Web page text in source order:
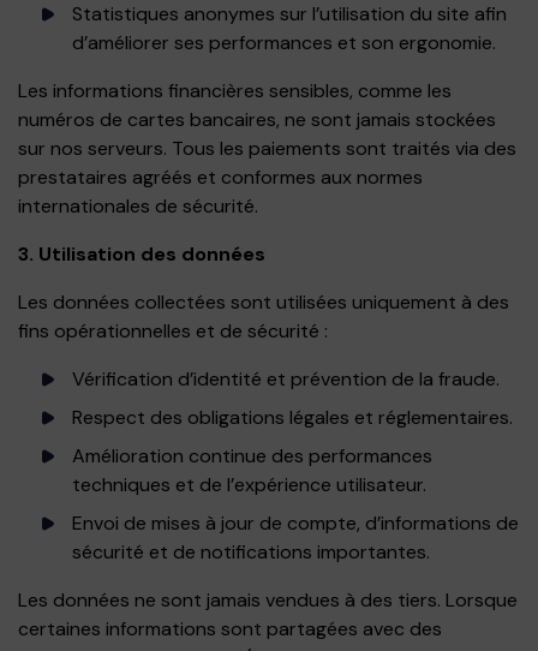
Statistiques anonymes sur l’utilisation du site afin
d’améliorer ses performances et son ergonomie.
Les informations financières sensibles, comme les
numéros de cartes bancaires, ne sont jamais stockées
sur nos serveurs. Tous les paiements sont traités via des
prestataires agréés et conformes aux normes
internationales de sécurité.
3. Utilisation des données
Les données collectées sont utilisées uniquement à des
fins opérationnelles et de sécurité :
Vérification d’identité et prévention de la fraude.
Respect des obligations légales et réglementaires.
Amélioration continue des performances
techniques et de l’expérience utilisateur.
Envoi de mises à jour de compte, d’informations de
sécurité et de notifications importantes.
Les données ne sont jamais vendues à des tiers. Lorsque
certaines informations sont partagées avec des